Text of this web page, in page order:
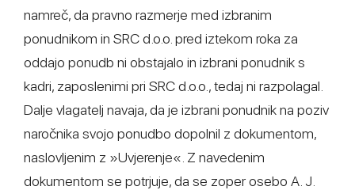
namreč, da pravno razmerje med izbranim
ponudnikom in SRC d.o.o. pred iztekom roka za
oddajo ponudb ni obstajalo in izbrani ponudnik s
kadri, zaposlenimi pri SRC d.o.o., tedaj ni razpolagal.
Dalje vlagatelj navaja, da je izbrani ponudnik na poziv
naročnika svojo ponudbo dopolnil z dokumentom,
naslovljenim z »Uvjerenje«. Z navedenim
dokumentom se potrjuje, da se zoper osebo A. J.